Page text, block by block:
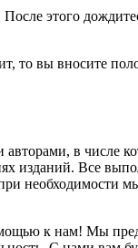
этого
то вы вносите
в числе
изданий. Все
необходимости
к нам! Мы